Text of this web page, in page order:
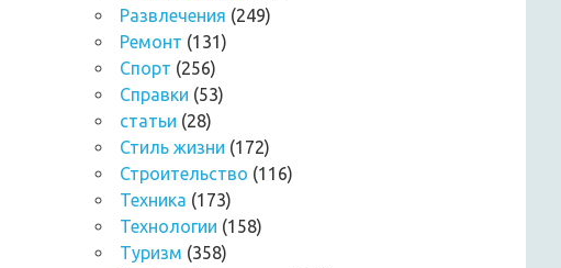
Развлечения (249)
Ремонт (131)
Спорт (256)
Справки (53)
статьи (28)
Стиль жизни (172)
Строительство (116)
Техника (173)
Технологии (158)
Туризм (358)